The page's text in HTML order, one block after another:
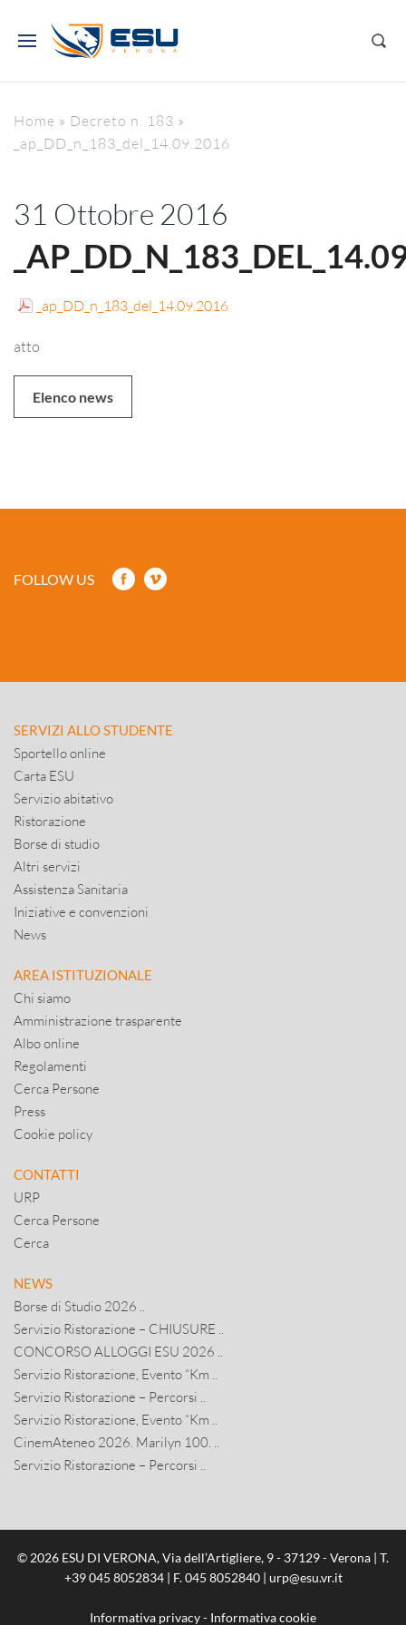
Home » Decreto n. 183 »
_ap_DD_n_183_del_14.09.2016
31 Ottobre 2016
_ap_DD_n_183_del_14.09.2016
atto
Elenco news
FOLLOW US
SERVIZI ALLO STUDENTE
Sportello online
Carta ESU
Servizio abitativo
Ristorazione
Borse di studio
Altri servizi
Assistenza Sanitaria
Iniziative e convenzioni
News
AREA ISTITUZIONALE
Chi siamo
Amministrazione trasparente
Albo online
Regolamenti
Cerca Persone
Press
Cookie policy
CONTATTI
URP
Cerca Persone
Cerca
NEWS
Borse di Studio 2026 ..
Servizio Ristorazione – CHIUSURE ..
CONCORSO ALLOGGI ESU 2026 ..
Servizio Ristorazione, Evento “Km ..
Servizio Ristorazione – Percorsi ..
Servizio Ristorazione, Evento “Km ..
CinemAteneo 2026. Marilyn 100. ..
Servizio Ristorazione – Percorsi ..
© 2026 ESU DI VERONA, Via dell’Artigliere, 9 - 37129 - Verona | T.
+39 045 8052834| F. 045 8052840 | urp@esu.vr.it
Informativa privacy- Informativa cookie